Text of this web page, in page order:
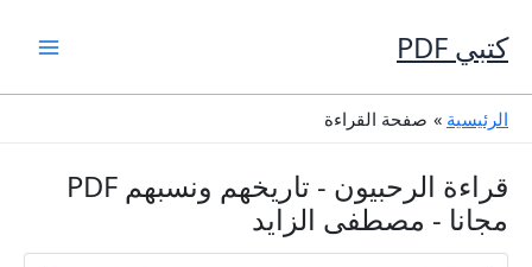
إلى
المحتوى
كتبي PDF
الرئيسية صفحة القراءة
قراءة الرحبيون - تاريخهم ونسبهم PDF
مجانا - مصطفى الزايد